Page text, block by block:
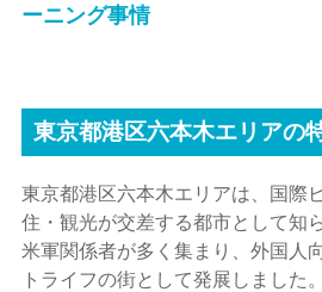
ーニング事情
東京都港区六本木エリアの
東京都港区六本木エリアは、国際
住・観光が交差する都市として知
米軍関係者が多く集まり、外国人
トライフの街として発展しました